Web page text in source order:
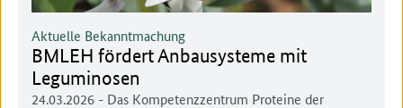
BMLEH fördert Anbausysteme mit
Leguminosen
Aktuelle Bekanntmachung
24.03.2026 - Das Kompetenzzentrum Proteine der